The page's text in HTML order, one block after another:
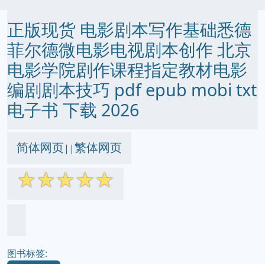
正版现货 电影剧本写作基础悉德
菲尔德微电影电视剧本创作 北京
电影学院剧作课程指定教材电影
编剧剧本技巧 pdf epub mobi txt
电子书 下载 2026
简体网页||繁体网页
☆☆☆☆☆
图书标签: